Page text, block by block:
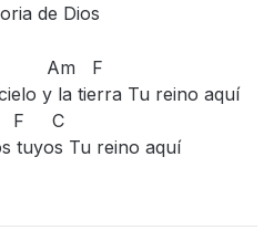
de Dios
F
y la tierra Tu reino aquí
C
tuyos Tu reino aquí